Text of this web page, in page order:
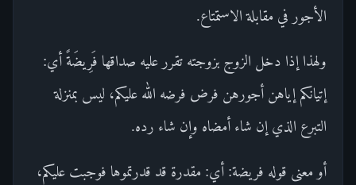
الأجور في مقابلة الاستمتاع.
ولهذا إذا دخل الزوج بزوجته تقرر عليه صداقها فَرِيضَةً أي:
إتيانكم إياهن أجورهن فرض فرضه الله عليكم، ليس بمنزلة
التبرع الذي إن شاء أمضاه وإن شاء رده.
أو معنى قوله فريضة: أي: مقدرة قد قدرتموها فوجبت عليكم،